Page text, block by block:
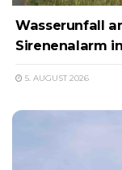
Wasserunfall
Sirenenalarm
5. AUGUST 2026